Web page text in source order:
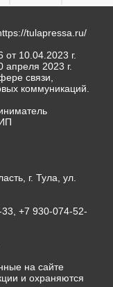
tulapressa.ru/
10.04.2023 г.
апреля 2023 г.
связи,
коммуникаций.
г. Тула, ул.
+7 930-074-52-
на сайте
и охраняются